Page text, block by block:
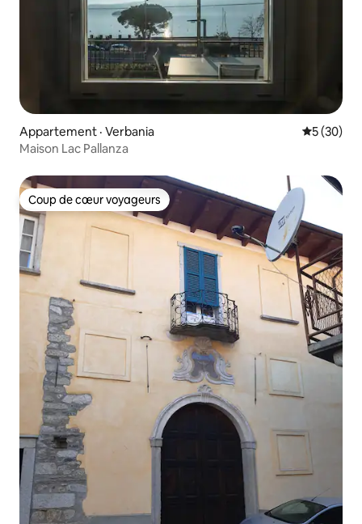
Appartement · Verbania Note
5 (30)
Maison Lac Pallanza
Coup de cœur voyageurs
Coup de cœur voyageurs